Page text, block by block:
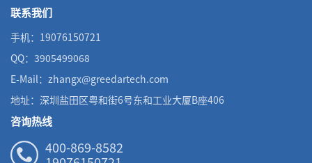
联系我们
手机：19076150721
QQ：3905499068
E-Mail：zhangx@greedartech.com
地址：深圳盐田区粤和街6号东和工业大厦B座406
咨询热线
400-869-8582